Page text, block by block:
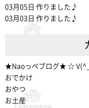
03月05日 作りました♪
03月03日 作りました♪
★Naoっぺブログ★ ☆
おでかけ
おやつ
お土産